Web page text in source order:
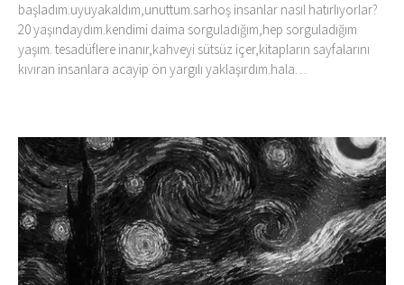
başladım.uyuyakaldım,unuttum.sarhoş insanlar nasıl hatırlıyorlar?
20 yaşındaydım.kendimi daima sorguladığım,hep sorguladığım
yaşım. tesadüflere inanır,kahveyi sütsüz içer,kitapların sayfalarını
kıvıran insanlara acayip ön yargılı yaklaşırdım.hala…